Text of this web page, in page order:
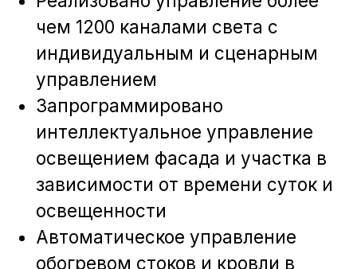
Мы ответим на вопросы,
уточним важные детали и